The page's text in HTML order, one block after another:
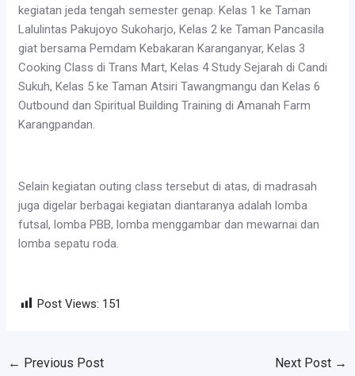
kegiatan jeda tengah semester genap. Kelas 1 ke Taman
Lalulintas Pakujoyo Sukoharjo, Kelas 2 ke Taman Pancasila
giat bersama Pemdam Kebakaran Karanganyar, Kelas 3
Cooking Class di Trans Mart, Kelas 4 Study Sejarah di Candi
Sukuh, Kelas 5 ke Taman Atsiri Tawangmangu dan Kelas 6
Outbound dan Spiritual Building Training di Amanah Farm
Karangpandan.
Selain kegiatan outing class tersebut di atas, di madrasah
juga digelar berbagai kegiatan diantaranya adalah lomba
futsal, lomba PBB, lomba menggambar dan mewarnai dan
lomba sepatu roda.
Post Views: 151
← Previous Post Next Post →